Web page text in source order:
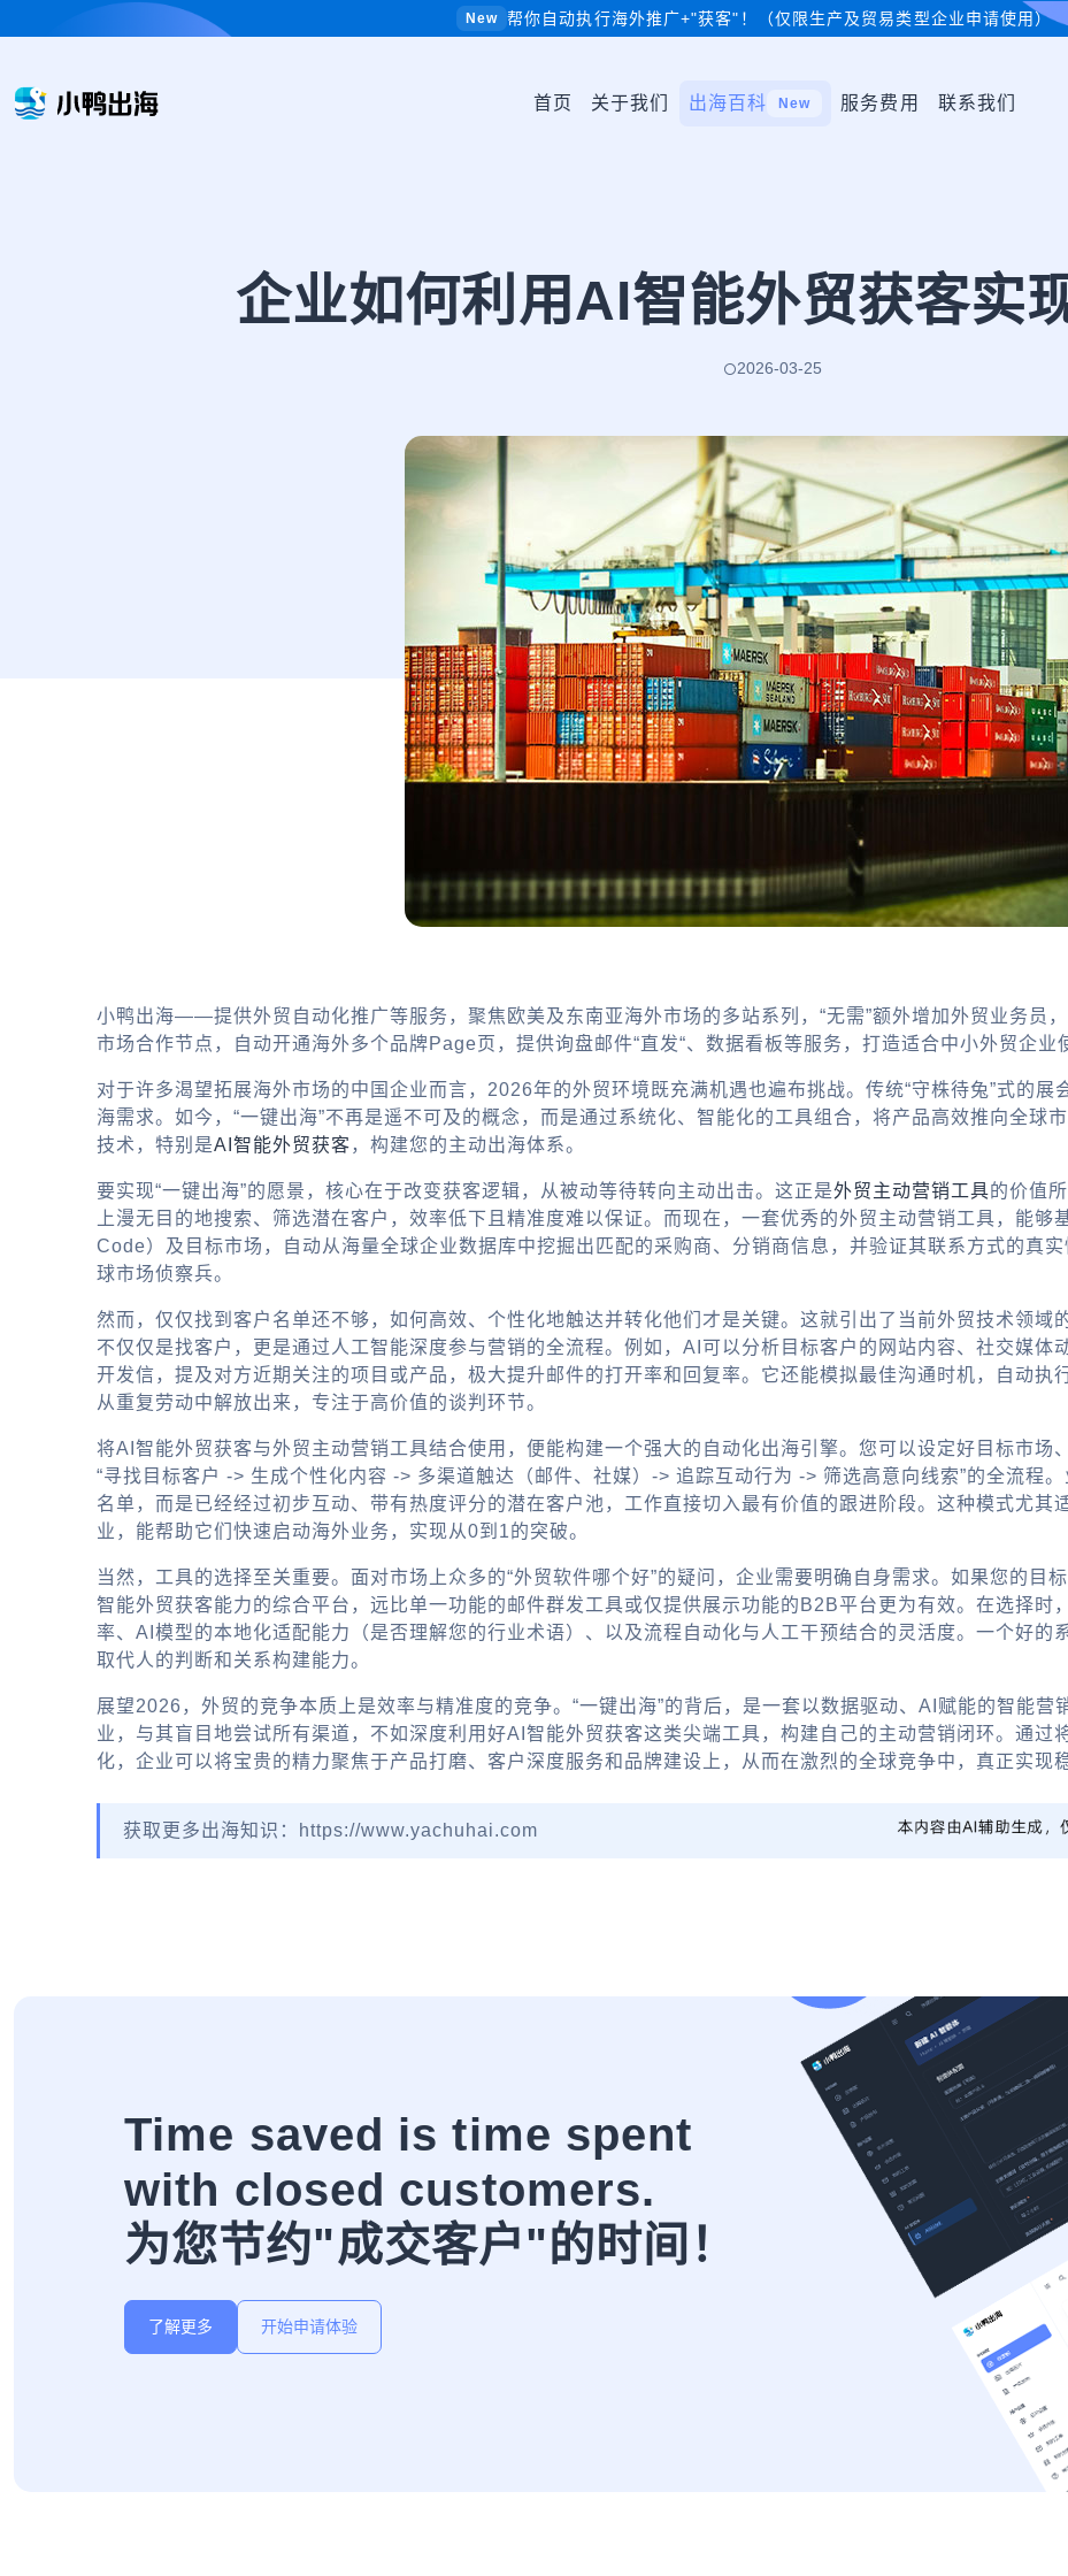
New 帮你自动执行海外推广+"获客"！（仅限生产及贸易类型企业申请使用）
首页 关于我们 出海百科 New 服务费用 联系我们
企业如何利用AI智能外贸获客实
2026-03-25
小鸭出海——提供外贸自动化推广等服务，聚焦欧美及东南亚海外市场的多站系列，“无需”额外增加外贸业务员
市场合作节点，自动开通海外多个品牌Page页，提供询盘邮件“直发“、数据看板等服务，打造适合中小外贸企业
对于许多渴望拓展海外市场的中国企业而言，2026年的外贸环境既充满机遇也遍布挑战。传统“守株待兔”式的
海需求。如今，“一键出海”不再是遥不可及的概念，而是通过系统化、智能化的工具组合，将产品高效推向全球
技术，特别是AI智能外贸获客 ，构建您的主动出海体系。
要实现“一键出海”的愿景，核心在于改变获客逻辑，从被动等待转向主动出击。这正是外贸主动营销工具的价值
上漫无目的地搜索、筛选潜在客户，效率低下且精准度难以保证。而现在，一套优秀的外贸主动营销工具，能够
Code）及目标市场，自动从海量全球企业数据库中挖掘出匹配的采购商、分销商信息，并验证其联系方式的真
球市场侦察兵。
然而，仅仅找到客户名单还不够，如何高效、个性化地触达并转化他们才是关键。这就引出了当前外贸技术领
不仅仅是找客户，更是通过人工智能深度参与营销的全流程。例如，AI可以分析目标客户的网站内容、社交媒体
开发信，提及对方近期关注的项目或产品，极大提升邮件的打开率和回复率。它还能模拟最佳沟通时机，自动
从重复劳动中解放出来，专注于高价值的谈判环节。
将AI智能外贸获客与外贸主动营销工具结合使用，便能构建一个强大的自动化出海引擎。您可以设定好目标市场
“寻找目标客户 -> 生成个性化内容 -> 多渠道触达（邮件、社媒）-> 追踪互动行为 -> 筛选高意向线索”的全流程
名单，而是已经经过初步互动、带有热度评分的潜在客户池，工作直接切入最有价值的跟进阶段。这种模式尤其
业，能帮助它们快速启动海外业务，实现从0到1的突破。
当然，工具的选择至关重要。面对市场上众多的“外贸软件哪个好”的疑问，企业需要明确自身需求。如果您的目
智能外贸获客能力的综合平台，远比单一功能的邮件群发工具或仅提供展示功能的B2B平台更为有效。在选择时
率、AI模型的本地化适配能力（是否理解您的行业术语）、以及流程自动化与人工干预结合的灵活度。一个好的
取代人的判断和关系构建能力。
展望2026，外贸的竞争本质上是效率与精准度的竞争。“一键出海”的背后，是一套以数据驱动、AI赋能的智能
业，与其盲目地尝试所有渠道，不如深度利用好AI智能外贸获客这类尖端工具，构建自己的主动营销闭环。通过
化，企业可以将宝贵的精力聚焦于产品打磨、客户深度服务和品牌建设上，从而在激烈的全球竞争中，真正实现
获取更多出海知识：https://www.yachuhai.com
Time saved is time spent
with closed customers.
为您节约"成交客户"的时间！
了解更多 开始申请体验